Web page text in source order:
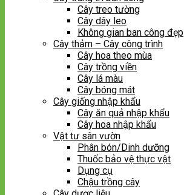
Cây treo tường
Cây dây leo
Không gian ban công đẹp
Cây thảm – Cây công trình
Cây hoa theo mùa
Cây trồng viền
Cây lá màu
Cây bóng mát
Cây giống nhập khẩu
Cây ăn quả nhập khẩu
Cây hoa nhập khẩu
Vật tư sân vườn
Phân bón/Dinh dưỡng
Thuốc bảo vệ thực vật
Dụng cụ
Chậu trồng cây